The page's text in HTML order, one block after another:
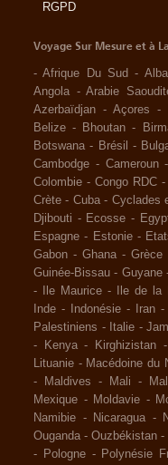
RGPD
Voyage Sur Mesure et à
-Afrique Du Sud -
Angola -Arabie
Azerbaïdjan - Açores -
Belize - Bhoutan -
Botswana - Brésil -
Cambodge - Cameroun -
Colombie - Congo RDC -
Crète - Cuba - Cyclades
Djibouti - Ecosse -
Espagne - Estonie -
Gabon - Ghana - Grèce
Guinée-Bissau - Guyane
-
Ile Maurice - Ile de la
Inde - Indonésie - Iran -
Palestiniens - Italie -
-
Kenya - Kirghizistan -
Lituanie - Macédoine du
-
Maldives - Mali -
Mexique - Moldavie -
Namibie - Nicaragua -
Ouganda -Ouzbékistan -
-
Pologne - Polynésie